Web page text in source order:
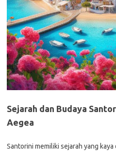
Sejarah dan Budaya
Aegea
Santorini memiliki sejarah yang kaya